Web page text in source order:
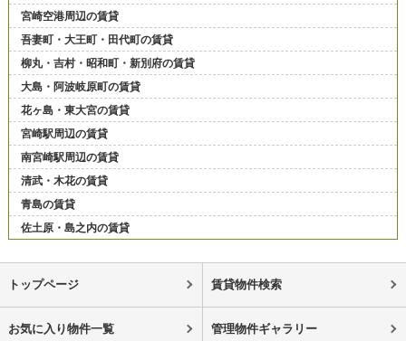
宮崎空港周辺の賃貸
吾妻町・大王町・田代町の賃貸
柳丸・吉村・昭和町・新別府の賃貸
大島・阿波岐原町の賃貸
花ヶ島・東大宮の賃貸
宮崎駅周辺の賃貸
南宮崎駅周辺の賃貸
清武・木花の賃貸
青島の賃貸
佐土原・島之内の賃貸
トップページ 賃貸物件検索
お気に入り物件一覧 管理物件ギャラリー